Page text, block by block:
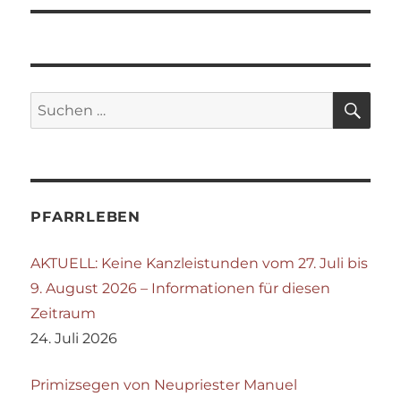
Suchen
nach:
PFARRLEBEN
AKTUELL: Keine Kanzleistunden vom 27. Juli bis
9. August 2026 – Informationen für diesen
Zeitraum
24. Juli 2026
Primizsegen von Neupriester Manuel